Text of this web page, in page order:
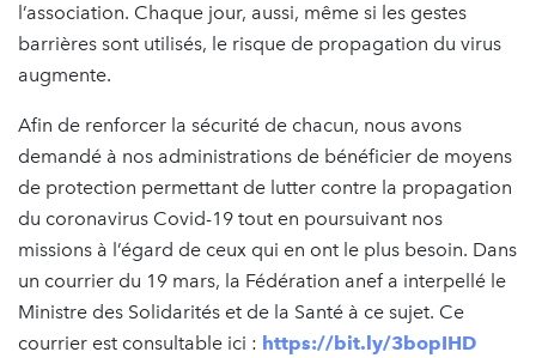
l’association. Chaque jour, aussi, même si les gestes
barrières sont utilisés, le risque de propagation du virus
augmente.
Afin de renforcer la sécurité de chacun, nous avons
demandé à nos administrations de bénéficier de moyens
de protection permettant de lutter contre la propagation
du coronavirus Covid-19 tout en poursuivant nos
missions à l’égard de ceux qui en ont le plus besoin. Dans
un courrier du 19 mars, la Fédération anef a interpellé le
Ministre des Solidarités et de la Santé à ce sujet. Ce
courrier est consultable ici : https://bit.ly/3bopIHD